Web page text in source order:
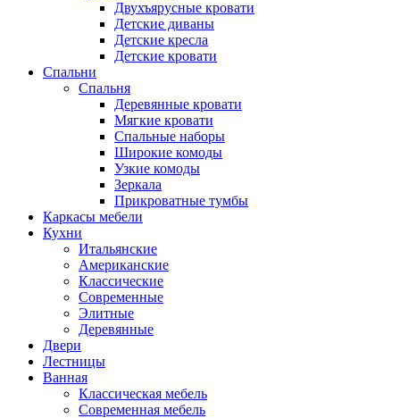
Двухъярусные кровати
Детские диваны
Детские кресла
Детские кровати
Спальни
Спальня
Деревянные кровати
Мягкие кровати
Спальные наборы
Широкие комоды
Узкие комоды
Зеркала
Прикроватные тумбы
Каркасы мебели
Кухни
Итальянские
Американские
Классические
Современные
Элитные
Деревянные
Двери
Лестницы
Ванная
Классическая мебель
Современная мебель